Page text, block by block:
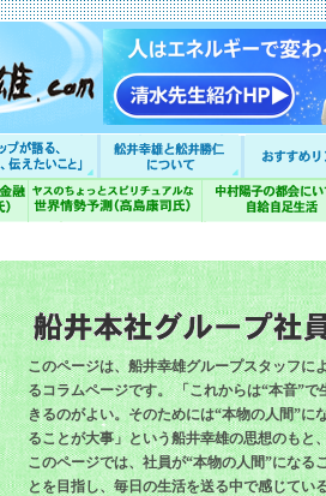
このページは、船井幸雄グループスタッフに
るコラムページです。 「これからは“本音”で
きるのがよい。そのためには“本物の人間”に
ることが大事」という船井幸雄の思想のもと
このページでは、社員が“本物の人間”になる
とを目指し、毎日の生活を送る中で感じてい